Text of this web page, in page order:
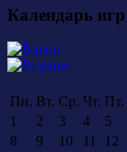
Календарь игр
Пн. Вт. Ср. Чт. Пт.
1
2 3 4 5
8
9 10 11 12